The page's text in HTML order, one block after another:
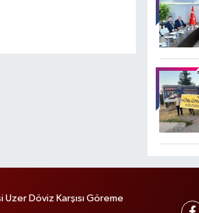
Uzer Döviz Karşısı Göreme